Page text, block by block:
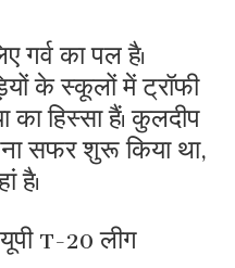
का पल है।
के स्कूलों में ट्रॉफी
का हिस्सा हैं। कुलदीप
सफर शुरू किया था,
है।
T-20 लीग